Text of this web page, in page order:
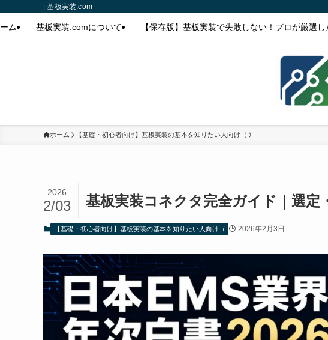
| 基板実装.com
ム 基板実装.comについて 【保存版】基板実装で失敗しない！プロが厳選
ホーム 【基礎・初心者向け】基板実装の基本を知りたい人向け（
基板実装コネクタ完全ガイド｜選定
2026
2/03
【基礎・初心者向け】基板実装の基本を知りたい人向け（ 2026年2月3日